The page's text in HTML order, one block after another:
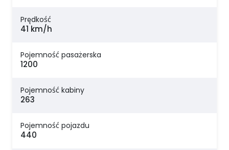
Prędkość
41 km/h
Pojemność pasażerska
1200
Pojemność kabiny
263
Pojemność pojazdu
440